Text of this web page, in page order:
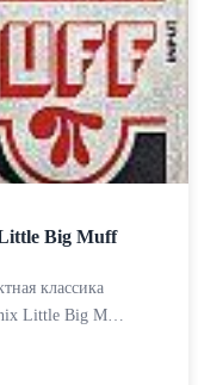
Big Muff
классика
Little Big M…